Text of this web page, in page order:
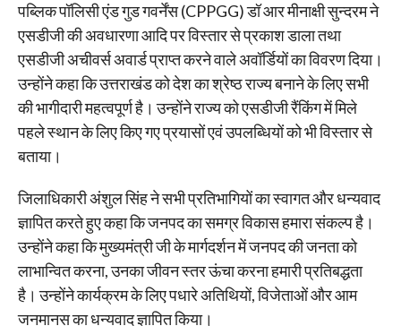
पब्लिक पॉलिसी एंड गुड गवर्नेंस (CPPGG) डॉ आर मीनाक्षी सुन्दरम ने
एसडीजी की अवधारणा आदि पर विस्तार से प्रकाश डाला तथा
एसडीजी अचीवर्स अवार्ड प्राप्त करने वाले अवॉर्डियों का विवरण दिया।
उन्होंने कहा कि उत्तराखंड को देश का श्रेष्ठ राज्य बनाने के लिए सभी
की भागीदारी महत्वपूर्ण है। उन्होंने राज्य को एसडीजी रैंकिंग में मिले
पहले स्थान के लिए किए गए प्रयासों एवं उपलब्धियों को भी विस्तार से
बताया।
जिलाधिकारी अंशुल सिंह ने सभी प्रतिभागियों का स्वागत और धन्यवाद
ज्ञापित करते हुए कहा कि जनपद का समग्र विकास हमारा संकल्प है।
उन्होंने कहा कि मुख्यमंत्री जी के मार्गदर्शन में जनपद की जनता को
लाभान्वित करना, उनका जीवन स्तर ऊंचा करना हमारी प्रतिबद्धता
है। उन्होंने कार्यक्रम के लिए पधारे अतिथियों, विजेताओं और आम
जनमानस का धन्यवाद ज्ञापित किया।